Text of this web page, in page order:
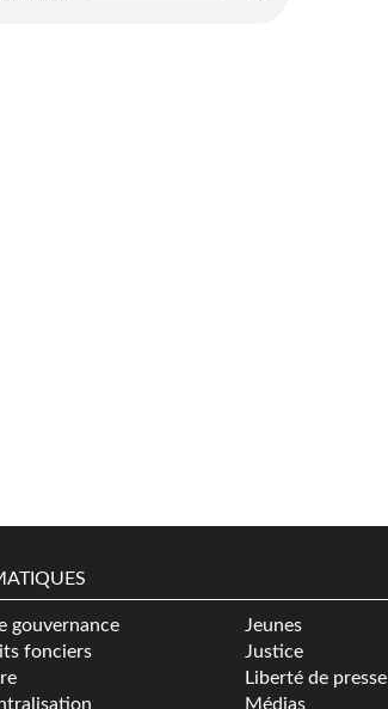
gouvernance
fonciers
Jeunes
Justice
Liberté de presse
Médias